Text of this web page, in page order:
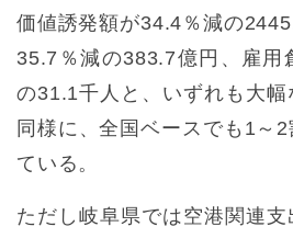
価値誘発額が34.4％減の
35.7％減の383.7億円、雇用
の31.1千人と、いずれも大幅
同様に、全国ベースでも1～
ている。
ただし岐阜県では空港関連